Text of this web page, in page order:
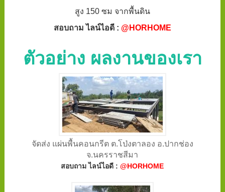
สูง 150 ซม จากพื้นดิน
สอบถาม ไลน์ไอดี : @HORHOME
ตัวอย่าง ผลงานของเรา
จัดส่ง แผ่นพื้นคอนกรีต ต.โป่งตาลอง อ.ปากช่อง
จ.นครราชสีมา
สอบถาม ไลน์ไอดี :@HORHOME